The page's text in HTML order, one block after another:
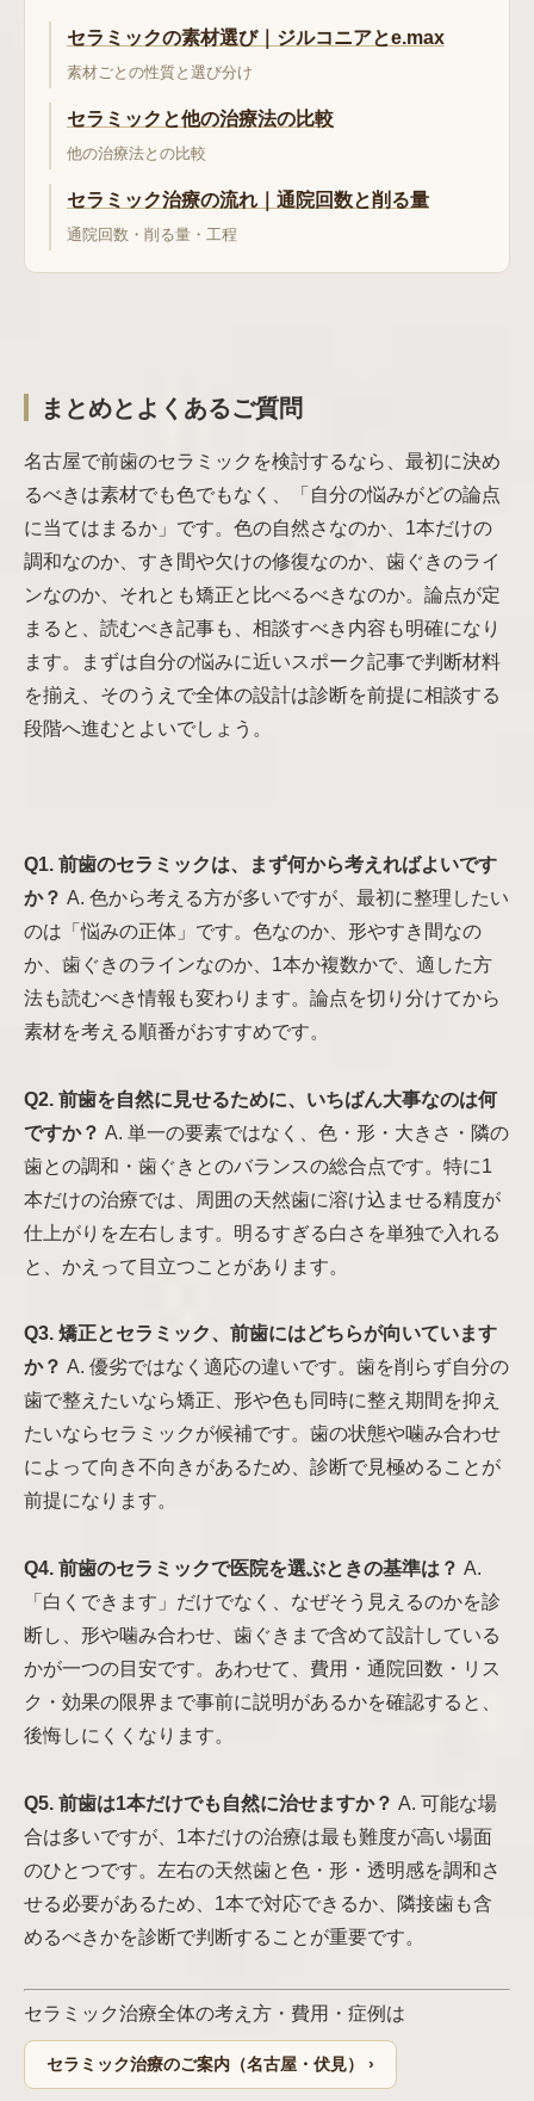
セラミックの素材選び｜ジルコニアとe.max
素材ごとの性質と選び分け
セラミックと他の治療法の比較
他の治療法との比較
セラミック治療の流れ｜通院回数と削る量
通院回数・削る量・工程
まとめとよくあるご質問
名古屋で前歯のセラミックを検討するなら、最初に決め
るべきは素材でも色でもなく、「自分の悩みがどの論点
に当てはまるか」です。色の自然さなのか、1本だけの
調和なのか、すき間や欠けの修復なのか、歯ぐきのライ
ンなのか、それとも矯正と比べるべきなのか。論点が定
まると、読むべき記事も、相談すべき内容も明確になり
ます。まずは自分の悩みに近いスポーク記事で判断材料
を揃え、そのうえで全体の設計は診断を前提に相談する
段階へ進むとよいでしょう。
Q1. 前歯のセラミックは、まず何から考えればよいです
か？ A. 色から考える方が多いですが、最初に整理したい
のは「悩みの正体」です。色なのか、形やすき間なの
か、歯ぐきのラインなのか、1本か複数かで、適した方
法も読むべき情報も変わります。論点を切り分けてから
素材を考える順番がおすすめです。
Q2. 前歯を自然に見せるために、いちばん大事なのは何
ですか？ A. 単一の要素ではなく、色・形・大きさ・隣の
歯との調和・歯ぐきとのバランスの総合点です。特に1
本だけの治療では、周囲の天然歯に溶け込ませる精度が
仕上がりを左右します。明るすぎる白さを単独で入れる
と、かえって目立つことがあります。
Q3. 矯正とセラミック、前歯にはどちらが向いています
か？ A. 優劣ではなく適応の違いです。歯を削らず自分の
歯で整えたいなら矯正、形や色も同時に整え期間を抑え
たいならセラミックが候補です。歯の状態や噛み合わせ
によって向き不向きがあるため、診断で見極めることが
前提になります。
Q4. 前歯のセラミックで医院を選ぶときの基準は？ A.
「白くできます」だけでなく、なぜそう見えるのかを診
断し、形や噛み合わせ、歯ぐきまで含めて設計している
かが一つの目安です。あわせて、費用・通院回数・リス
ク・効果の限界まで事前に説明があるかを確認すると、
後悔しにくくなります。
Q5. 前歯は1本だけでも自然に治せますか？ A. 可能な場
合は多いですが、1本だけの治療は最も難度が高い場面
のひとつです。左右の天然歯と色・形・透明感を調和さ
せる必要があるため、1本で対応できるか、隣接歯も含
めるべきかを診断で判断することが重要です。
セラミック治療全体の考え方・費用・症例は
セラミック治療のご案内（名古屋・伏見） ›